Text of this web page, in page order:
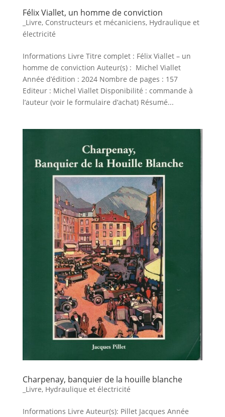
Félix Viallet, un homme de conviction
_Livre, Constructeurs et mécaniciens, Hydraulique et
électricité
Informations Livre Titre complet : Félix Viallet – un
homme de conviction Auteur(s) : Michel Viallet
Année d’édition : 2024 Nombre de pages : 157
Editeur : Michel Viallet Disponibilité : commande à
l’auteur (voir le formulaire d’achat) Résumé...
Charpenay, banquier de la houille blanche
_Livre, Hydraulique et électricité
Informations Livre Auteur(s): Pillet Jacques Année